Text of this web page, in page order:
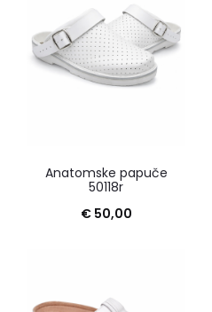
Anatomske papuče
50118r
€50,00